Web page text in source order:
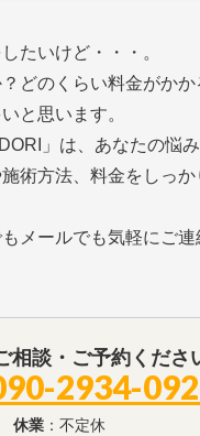
たいけど・・・。
どのくらい料金がかか
と思います。
」は、あなたの悩
術方法、料金をしっ
メールでも気軽にご連
相談・ご予約くださ
2934-
休業 ：不定休